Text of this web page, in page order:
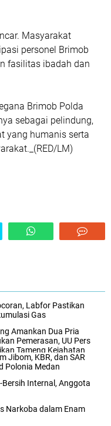
Masyarakat
personel Brimob
fasilitas ibadah dan
Brimob Polda
sebagai pelindung,
yang humanis serta
LM)
Labfor Pastikan
Gas
Amankan Dua Pria
Pemerasan, UU Pers
Tameng Kejahatan
Jibom, KBR, dan SAR
Polonia Medan
Internal, Anggota
Narkoba dalam Enam